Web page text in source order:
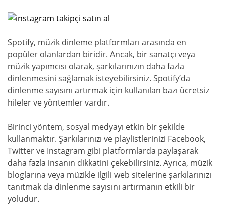
Spotify, müzik dinleme platformları arasında en
popüler olanlardan biridir. Ancak, bir sanatçı veya
müzik yapımcısı olarak, şarkılarınızın daha fazla
dinlenmesini sağlamak isteyebilirsiniz. Spotify’da
dinlenme sayısını artırmak için kullanılan bazı ücretsiz
hileler ve yöntemler vardır.
Birinci yöntem, sosyal medyayı etkin bir şekilde
kullanmaktır. Şarkılarınızı ve playlistlerinizi Facebook,
Twitter ve Instagram gibi platformlarda paylaşarak
daha fazla insanın dikkatini çekebilirsiniz. Ayrıca, müzik
bloglarına veya müzikle ilgili web sitelerine şarkılarınızı
tanıtmak da dinlenme sayısını artırmanın etkili bir
yoludur.